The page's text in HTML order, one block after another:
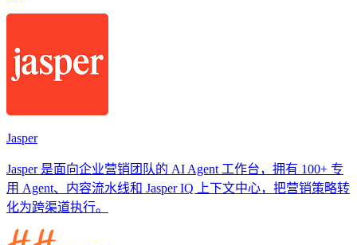
Jasper
Jasper 是面向企业营销团队的 AI Agent 工作台，拥有 100+ 专
用 Agent、内容流水线和 Jasper IQ 上下文中心，把营销策略转
化为跨渠道执行。